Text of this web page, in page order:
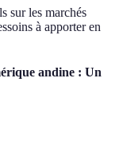
sur les marchés
à apporter en
andine : Un